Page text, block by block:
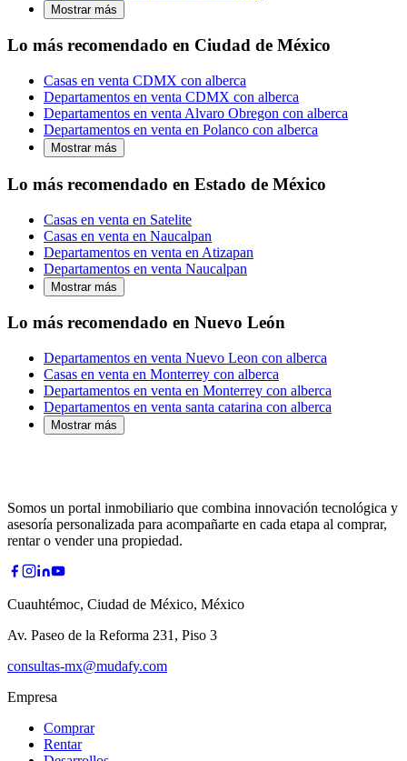
Mostrar más
Lo más recomendado en Ciudad de México
Casas en venta CDMX con alberca
Departamentos en venta CDMX con alberca
Departamentos en venta Alvaro Obregon con alberca
Departamentos en venta en Polanco con alberca
Mostrar más
Lo más recomendado en Estado de México
Casas en venta en Satelite
Casas en venta en Naucalpan
Departamentos en venta en Atizapan
Departamentos en venta Naucalpan
Mostrar más
Lo más recomendado en Nuevo León
Departamentos en venta Nuevo Leon con alberca
Casas en venta en Monterrey con alberca
Departamentos en venta en Monterrey con alberca
Departamentos en venta santa catarina con alberca
Mostrar más
Somos un portal inmobiliario que combina innovación tecnológica y
asesoría personalizada para acompañarte en cada etapa al comprar,
rentar o vender una propiedad.
Cuauhtémoc, Ciudad de México, México
Av. Paseo de la Reforma 231, Piso 3
consultas-mx@mudafy.com
Empresa
Comprar
Rentar